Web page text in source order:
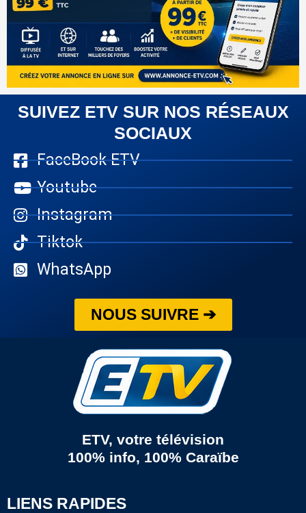
SUIVEZ ETV SUR NOS RÉSEAUX
SOCIAUX
FaceBook ETV
Youtube
Instagram
Tiktok
WhatsApp
NOUS SUIVRE ➔
ETV, votre télévision
100% info, 100% Caraïbe
LIENS RAPIDES